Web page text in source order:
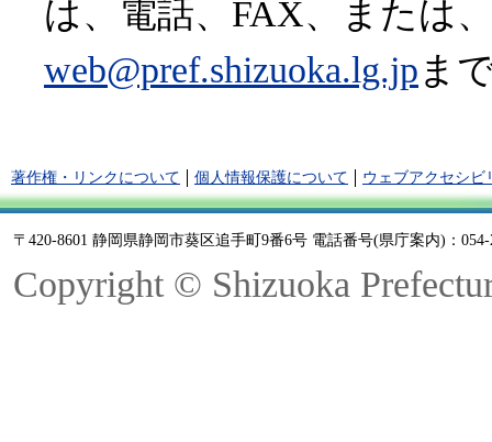
は、電話、FAX、または
web@pref.shizuoka.lg.jpま
著作権・リンクについて 個人情報保護について ウェブアクセシビ
〒420-8601 静岡県静岡市葵区追手町9番6号 電話番号(県庁案内)：054-
Copyright © Shizuoka